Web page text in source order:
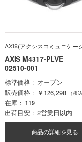
AXIS(アクシスコミュニケー
AXIS M4317-PLVE
02510-001
標準価格
オープン
販売価格
￥126,298 （税込
在庫
119
出荷目安
2営業日以内
商品の詳細を見る